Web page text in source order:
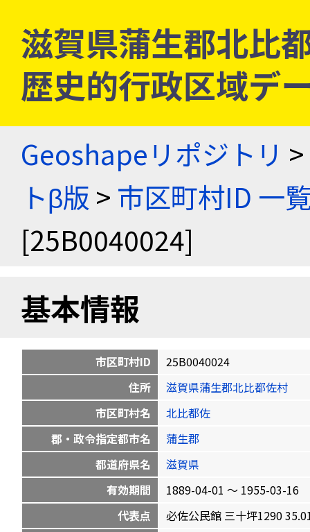
滋賀県蒲生郡北比
歴史的行政区域デ
Geoshapeリポジトリ >
トβ版 > 市区町村ID 一
[25B0040024]
基本情報
市区町村ID
25B0040024
住所
滋賀県蒲生郡北比都佐村
市区町村名
北比都佐
郡・政令指定都市名
蒲生郡
都道府県名
滋賀県
有効期間
1889-04-01 〜 1955-03-16
代表点
必佐公民館 三十坪1290